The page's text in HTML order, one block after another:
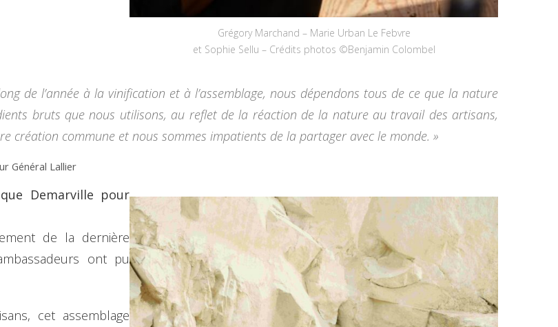
Grégory Marchand – Marie Urban Le Febvre
et Sophie Sellu – Crédits photos ©Benjamin Colombel
de l’année à la vinification et à l’assemblage, nous dépendons tous de ce que la nature
bruts que nous utilisons, au reflet de la réaction de la nature au travail des artisans,
création commune et nous sommes impatients de la partager avec le monde. »
Général Lallier
Demarville pour
de la dernière
ont pu
cet assemblage